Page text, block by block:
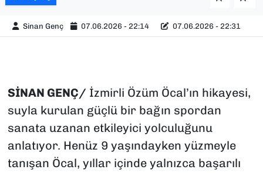
Sinan Genç 07.06.2026 - 22:14 07.06.2026 - 22:31
SİNAN GENÇ/ İzmirli Özüm Öcal’ın hikayesi,
suyla kurulan güçlü bir bağın spordan
sanata uzanan etkileyici yolculuğunu
anlatıyor. Henüz 9 yaşındayken yüzmeyle
tanışan Öcal, yıllar içinde yalnızca başarılı